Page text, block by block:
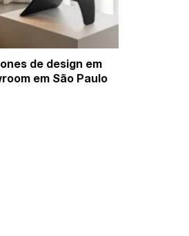
de design em
em São Paulo